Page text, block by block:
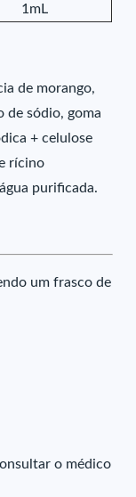
1mL
de morango,
de sódio, goma
+ celulose
rícino
purificada.
um frasco de
o médico